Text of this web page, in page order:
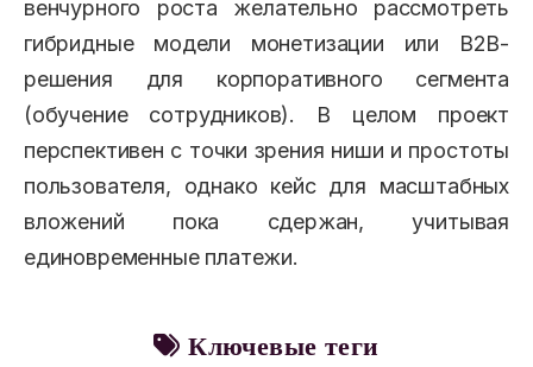
венчурного роста желательно рассмотреть
гибридные модели монетизации или B2B-
решения для корпоративного сегмента
(обучение сотрудников). В целом проект
перспективен с точки зрения ниши и простоты
пользователя, однако кейс для масштабных
вложений пока сдержан, учитывая
единовременные платежи.
Ключевые теги